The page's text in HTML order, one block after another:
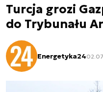
Turcja grozi
do Trybunału
Energetyka24